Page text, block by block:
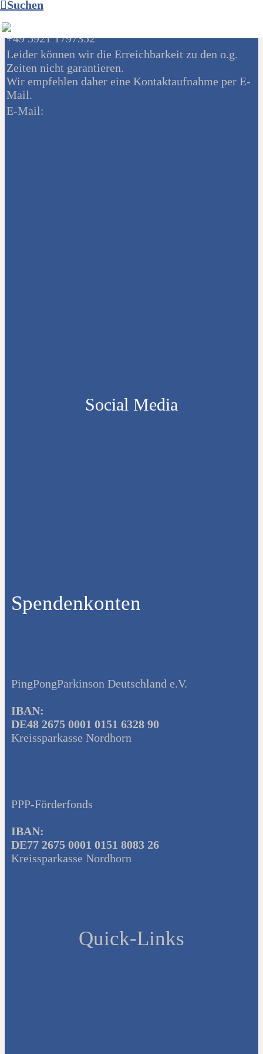
Suchen
Telefonzeiten
montags u. mittwochs von 11 - 12 Uhr unter Tel.:
+49 5921 1797352
Leider können wir die Erreichbarkeit zu den o.g.
Zeiten nicht garantieren.
Wir empfehlen daher eine Kontaktaufnahme per E-
Mail.
E-Mail:
Social Media
Spendenkonten
PingPongParkinson Deutschland e.V.
IBAN:
DE48 2675 0001 0151 6328 90
Kreissparkasse Nordhorn
PPP-Förderfonds
IBAN:
DE77 2675 0001 0151 8083 26
Kreissparkasse Nordhorn
Quick-Links